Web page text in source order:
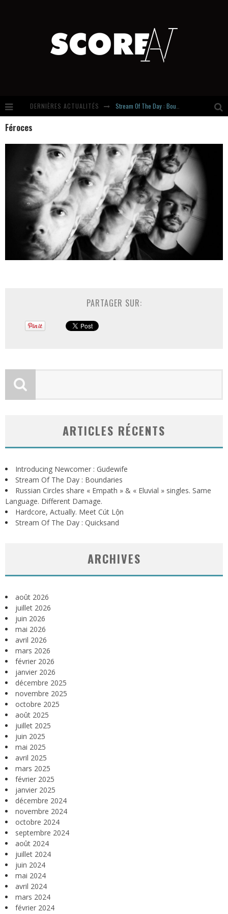
DERNIÈRES ACTUALITÉS
Hardcore, Actually. Meet Cút Lộn
Introducing Newcomer : Gudewife
Féroces
PARTAGER SUR:
ARTICLES RÉCENTS
Introducing Newcomer : Gudewife
Stream Of The Day : Boundaries
Russian Circles share « Empath » & « Eluvial » singles. Same
Language. Different Damage.
Hardcore, Actually. Meet Cút Lộn
Stream Of The Day : Quicksand
ARCHIVES
août 2026
juillet 2026
juin 2026
mai 2026
avril 2026
mars 2026
février 2026
janvier 2026
décembre 2025
novembre 2025
octobre 2025
août 2025
juillet 2025
juin 2025
mai 2025
avril 2025
mars 2025
février 2025
janvier 2025
décembre 2024
novembre 2024
octobre 2024
septembre 2024
août 2024
juillet 2024
juin 2024
mai 2024
avril 2024
mars 2024
février 2024